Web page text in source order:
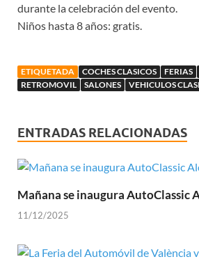
durante la celebración del evento.
Niños hasta 8 años: gratis.
ETIQUETADA COCHES CLASICOS FERIAS
RETROMOVIL
SALONES VEHICULOS
ENTRADAS RELACIONADAS
Mañana se inaugura AutoClassic
11/12/2025